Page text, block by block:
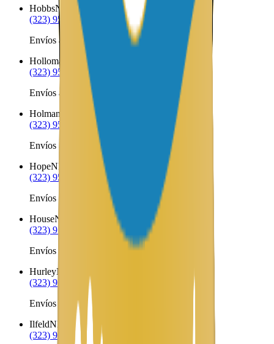
HobbsNM
(323) 953-8100
Envíos a Nicaragua desde Hobbs
Holloman AFB
(323) 953-8100
Envíos a Nicaragua desde Holloman AFB
Holman
(323) 953-8100
Envíos a Nicaragua desde Holman
HopeNM
(323) 953-8100
Envíos a Nicaragua desde Hope
HouseNM
(323) 953-8100
Envíos a Nicaragua desde House
HurleyNM
(323) 953-8100
Envíos a Nicaragua desde Hurley
IlfeldNM
(323) 953-8100